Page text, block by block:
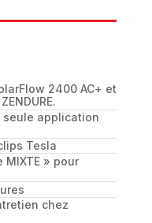
2400 AC+ et
seule application
Tesla
» pour
chez